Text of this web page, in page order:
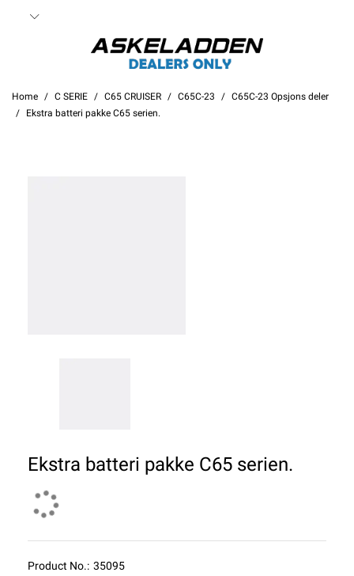
Home C SERIE C65 CRUISER C65C-23
C65C-23 Opsjons deler
Ekstra batteri pakke C65 serien.
Ekstra batteri pakke C65 serien.
Product No.: 35095